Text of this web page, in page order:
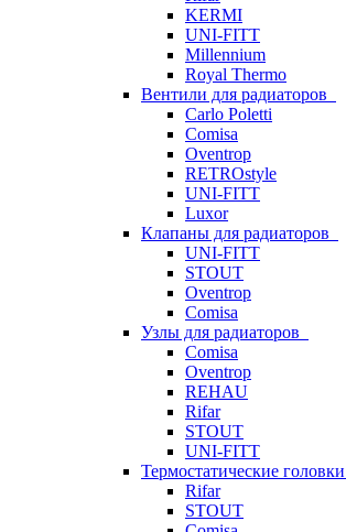
KERMI
UNI-FITT
Millennium
Royal Thermo
Вентили для радиаторов
Carlo Poletti
Comisa
Oventrop
RETROstyle
UNI-FITT
Luxor
Клапаны для радиаторов
UNI-FITT
STOUT
Oventrop
Comisa
Узлы для радиаторов
Comisa
Oventrop
REHAU
Rifar
STOUT
UNI-FITT
Термостатические головки
Rifar
STOUT